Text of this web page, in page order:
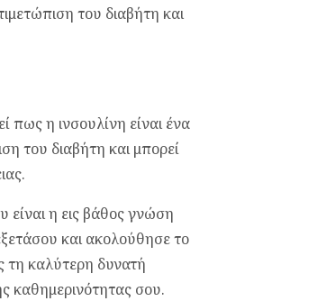
του διαβήτη και
πως η ινσουλίνη είναι ένα
του διαβήτη και μπορεί
η εις βάθος γνώση
και ακολούθησε το
τη καλύτερη δυνατή
καθημερινότητας σου.